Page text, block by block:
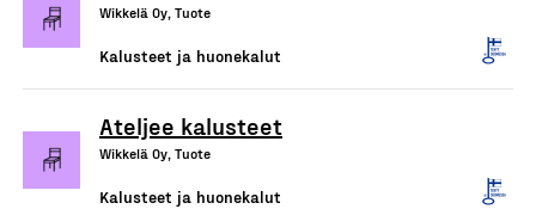
Wikkelä Oy, Tuote
Kalusteet ja huonekalut
Ateljee kalusteet
Wikkelä Oy, Tuote
Kalusteet ja huonekalut